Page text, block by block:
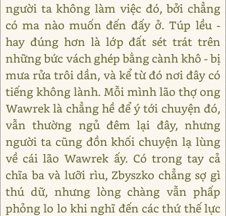
người ta không làm việc đó, bởi chẳng
có ma nào muốn đến đấy ở. Túp lều -
hay đúng hơn là lớp đất sét trát trên
những bức vách ghép bằng cành khô - bị
mưa rửa trôi dần, và kể từ đó nơi đây có
tiếng không lành. Mỗi mình lão thợ ong
Wawrek là chẳng hề để ý tới chuyện đó,
vẫn thường ngủ đêm lại đây, nhưng
người ta cũng đồn khối chuyện lạ lùng
về cái lão Wawrek ấy. Có trong tay cả
chĩa ba và lưỡi rìu, Zbyszko chẳng sợ gì
thú dữ, nhưng lòng chàng vẫn phấp
phỏng lo lo khi nghĩ đến các thứ thế lực